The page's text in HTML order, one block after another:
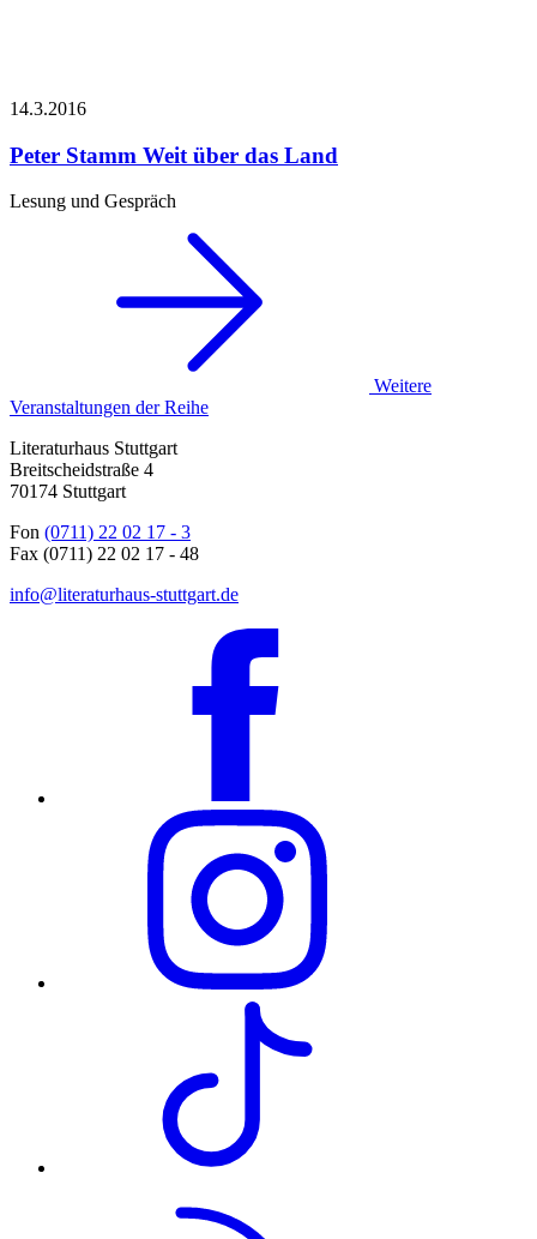
14.3.2016
Peter Stamm Weit über das Land
Lesung und Gespräch
Weitere
Veranstaltungen der Reihe
Literaturhaus Stuttgart
Breitscheidstraße 4
70174 Stuttgart
Fon (0711) 22 02 17 - 3
Fax (0711) 22 02 17 - 48
info@literaturhaus-stuttgart.de